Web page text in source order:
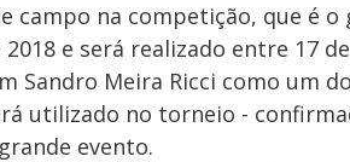
campo na competição, que é o
e será realizado entre 17
Sandro Meira Ricci como um
utilizado no torneio -
evento.